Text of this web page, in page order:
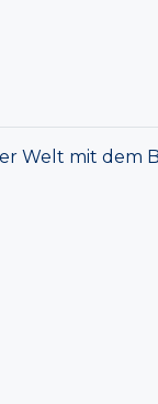
Welt mit dem